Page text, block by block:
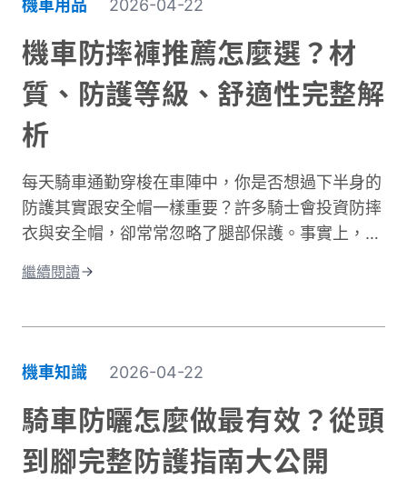
機車用品 2026-04-22
機車防摔褲推薦怎麼選？材
質、防護等級、舒適性完整解
析
每天騎車通勤穿梭在車陣中，你是否想過下半身的
防護其實跟安全帽一樣重要？許多騎士會投資防摔
衣與安全帽，卻常常忽略了腿部保護。事實上，大
據交通部統計，機車事故傷亡中，頭部仍是最高致
部位。專業的機車防摔褲內建護膝、採用耐磨材
質，能在摔車瞬間提供關鍵保護。這與一般牛仔褲
或休閒褲有著根本性的差異。在台灣這個機車密度
極高的環境中，道路狀況複雜、天氣多變。突然下
雨導致路面濕滑、緊急煞車、車流密集，都讓騎士
繼續閱讀
機車知識 2026-04-22
騎車防曬怎麼做最有效？從頭
到腳完整防護指南大公開